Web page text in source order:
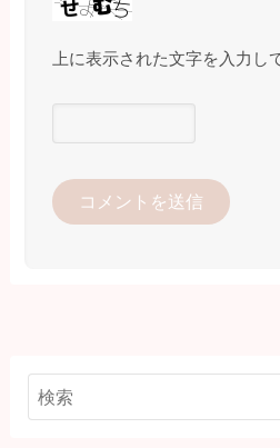
上に表示された文字を入力し